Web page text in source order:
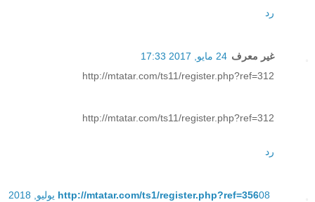
رد
غير معرف 24 مايو, 2017 17:33
http://mtatar.com/ts11/register.php?ref=312
http://mtatar.com/ts11/register.php?ref=312
رد
http://mtatar.com/ts1/register.php?ref=356
08 يوليو, 2018